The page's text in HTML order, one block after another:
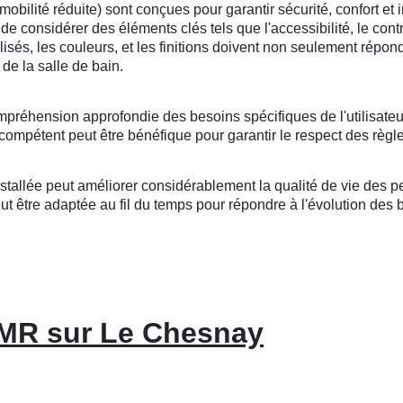
réduite) sont conçues pour garantir sécurité, confort
considérer des éléments clés tels que l'accessibilité, le
les couleurs, et les finitions doivent non seulement
la salle de bain.
approfondie des besoins spécifiques de
peut être bénéfique pour garantir le respect des
peut améliorer considérablement la qualité de vie des
être adaptée au fil du temps pour répondre à l'évolution
sur Le Chesnay